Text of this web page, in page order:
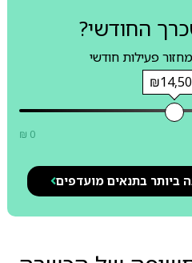
החודשי?
פעילות חודשי
₪ 0
ביותר בתנאים מועדפים